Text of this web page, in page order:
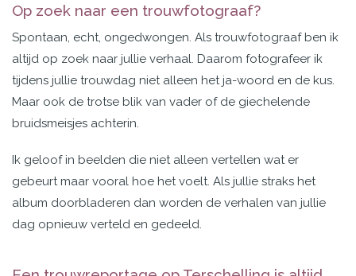
Op zoek naar een trouwfotograaf?
Spontaan, echt, ongedwongen. Als trouwfotograaf ben ik
altijd op zoek naar jullie verhaal. Daarom fotografeer ik
tijdens jullie trouwdag niet alleen het ja-woord en de kus.
Maar ook de trotse blik van vader of de giechelende
bruidsmeisjes achterin.
Ik geloof in beelden die niet alleen vertellen wat er
gebeurt maar vooral hoe het voelt. Als jullie straks het
album doorbladeren dan worden de verhalen van jullie
dag opnieuw verteld en gedeeld.